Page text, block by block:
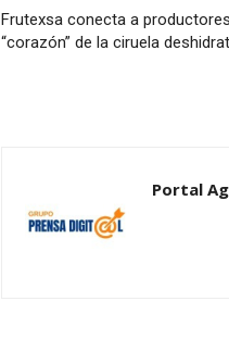
Frutexsa conecta a
“corazón” de la ciruela
Portal